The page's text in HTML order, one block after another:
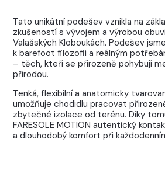
Tato unikátní podešev vznikla na
zkušeností s vývojem a výrobou
Valašských Kloboukách. Podešev
k barefoot filozofii a reálným
– těch, kteří se přirozeně pohybují
přírodou.
Tenká, flexibilní a anatomicky
umožňuje chodidlu pracovat
zbytečné izolace od terénu. Díky
FARESOLE MOTION autentický
a dlouhodobý komfort při